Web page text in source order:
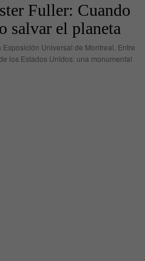
Fuller: Cuando
salvar el planeta
Universal de Montreal. Entre
los Estados Unidos: una monumental